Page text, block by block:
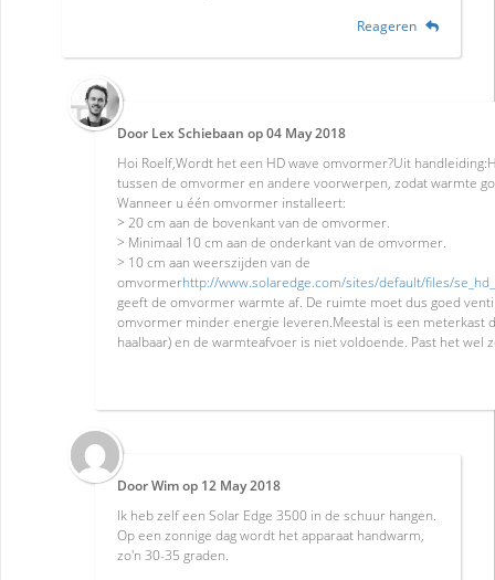
Reageren
Door Lex Schiebaan op04 May 2018
Hoi Roelf,Wordt het een HD wave omvormer?Uit
tussen de omvormer en andere voorwerpen, zodat warmte
Wanneer u één omvormer installeert:
> 20 cm aan de bovenkant van de omvormer.
> Minimaal 10 cm aan de onderkant van de omvormer.
> 10 cm aan weerszijden van de
omvormerhttp://www.solaredge.com/sites/default/files/
geeft de omvormer warmte af. De ruimte moet dus goed
omvormer minder energie leveren.Meestal is een meterkast
haalbaar) en de warmteafvoer is niet voldoende. Past het
DoorWimop 12 May 2018
Ik heb zelf een Solar Edge 3500 in de schuur hangen.
Op een zonnige dag wordt het apparaat handwarm,
zo'n 30-35 graden.